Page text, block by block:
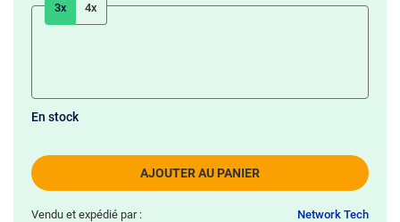
3x 4x
AJOUTER AU PANIER
En stock
Vendu et expédié par : Network Tech